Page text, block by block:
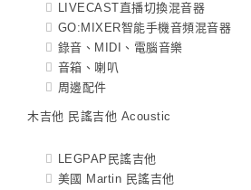
LIVECAST直播切換混音器
GO:MIXER智能手機音頻混音器
錄音、MIDI、電腦音樂
音箱、喇叭
周邊配件
木吉他 民謠吉他 Acoustic
LEGPAP民謠吉他
美國 Martin 民謠吉他